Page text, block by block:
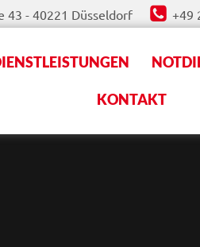
43 - 40221 Düsseldorf +49
KONTAKT